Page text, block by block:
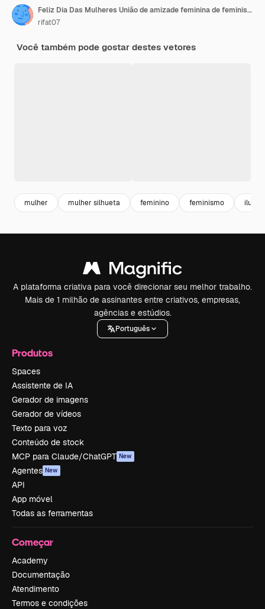
Feliz Dia Das Mulheres União de amizade feminina de feministas ou ilustração vetorial de irmandade
rifat07
Você também pode gostar destes vetores
mulher mulher silhueta feminino feminismo
A plataforma criativa para você direcionar seu melhor trabalho.
Mais de 1 milhão de assinantes entre criativos, empresas,
agências e estúdios.
Português
Produtos
Spaces
Assistente de IA
Gerador de imagens
Gerador de vídeos
Texto para voz
Conteúdo de stock
MCP para Claude/ChatGPT New
Agentes New
API
App móvel
Todas as ferramentas
Começar
Academy
Documentação
Atendimento
Termos e condições